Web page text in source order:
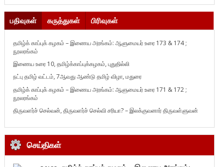
பதிவுகள் கருத்துகள் பிரிவுகள்
தமிழ்க் காப்புக் கழகம் – இணைய அரங்கம்: ஆளுமையர் உரை 173 & 174 ;
நூலரங்கம்
இணைய உரை 10, தமிழ்க்காப்புக்கழகம், புதுதில்லி
நட்பு தமிழ் வட்டம், 7ஆவது ஆண்டு தமிழ் விழா, மதுரை
தமிழ்க் காப்புக் கழகம் – இணைய அரங்கம்: ஆளுமையர் உரை 171 & 172 ;
நூலரங்கம்
திருவளர்ச் செல்வன், திருவளர்ச் செல்வி சரியா? – இலக்குவனார் திருவள்ளுவன்
செய்திகள்